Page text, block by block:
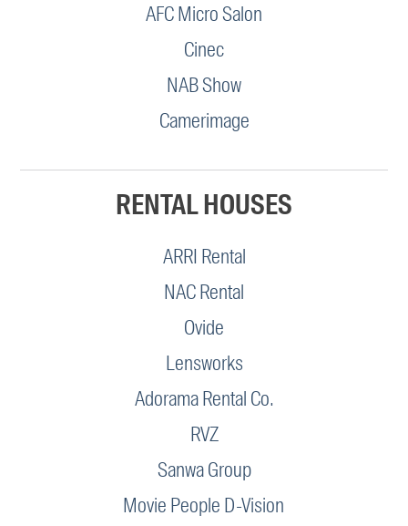
AFC Micro Salon
Cinec
NAB Show
Camerimage
RENTAL HOUSES
ARRI Rental
NAC Rental
Ovide
Lensworks
Adorama Rental Co.
RVZ
Sanwa Group
Movie People D-Vision